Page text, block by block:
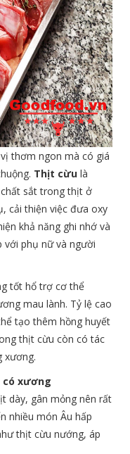
thơm ngon mà có giá
Thịt cừu là
sắt trong thịt ở
cải thiện việc đưa oxy
khả năng ghi nhớ và
với phụ nữ và người
tốt hổ trợ cơ thể
mau lành. Tỷ lệ cao
tạo thêm hồng huyết
thịt cừu còn có tác
xương.
xương
dày, gân mỏng nên rất
nhiều món Âu hấp
thịt cừu nướng, áp